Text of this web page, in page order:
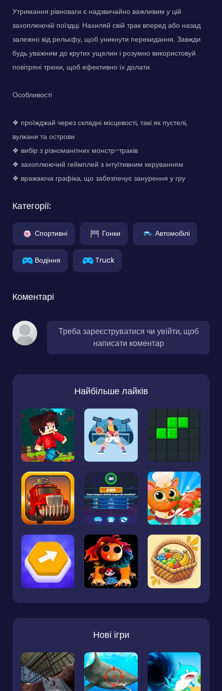
Утримання рівноваги є надзвичайно важливим у цій
захоплюючій поїздці. Нахиляй свій трак вперед або назад
залежно від рельєфу, щоб уникнути перекидання. Завжди
будь уважним до крутих ущелин і розумно використовуй
повітряні трюки, щоб ефективно їх долати.
Особливості
❖ проїжджай через складні місцевості, такі як пустелі,
вулкани та острови
❖ вибір з різноманітних монстр-траків
❖ захоплюючий геймплей з інтуїтивним керуванням
❖ вражаюча графіка, що забезпечує занурення у гру
Категорії:
Спортивні Гонки Автомобілі
Водіння Truck
Коментарі
Треба зареєструватися чи увійти, щоб
написати коментар
Найбільше лайків
Нові ігри